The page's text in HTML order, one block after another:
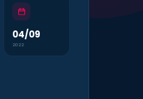
04/09
2022